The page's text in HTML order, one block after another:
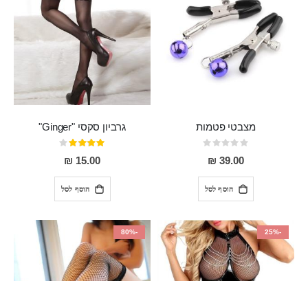
מצבטי פטמות
Rating:
0%
39.00 ₪
הוסף לסל
גרביון סקסי "Ginger"
דירוג:
80%
15.00 ₪
הוסף לסל
-25%
-80%